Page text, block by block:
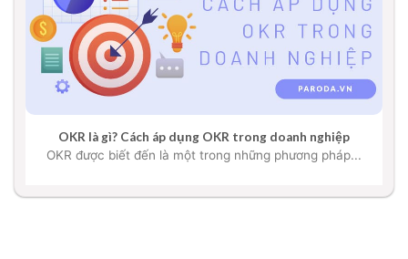
OKR là gì? Cách áp dụng OKR trong doanh nghiệp
OKR được biết đến là một trong những phương pháp...